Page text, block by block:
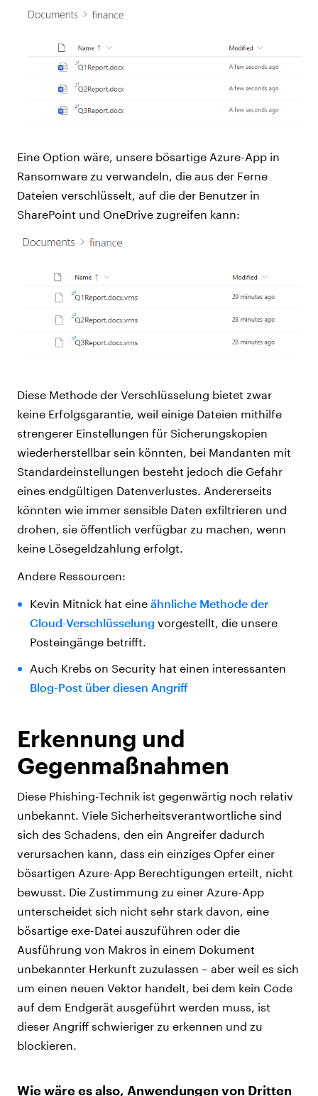
Eine Option wäre, unsere bösartige Azure-App in
Ransomware zu verwandeln, die aus der Ferne
Dateien verschlüsselt, auf die der Benutzer in
SharePoint und OneDrive zugreifen kann:
Diese Methode der Verschlüsselung bietet zwar
keine Erfolgsgarantie, weil einige Dateien mithilfe
strengerer Einstellungen für Sicherungskopien
wiederherstellbar sein könnten, bei Mandanten mit
Standardeinstellungen besteht jedoch die Gefahr
eines endgültigen Datenverlustes. Andererseits
könnten wie immer sensible Daten exfiltrieren und
drohen, sie öffentlich verfügbar zu machen, wenn
keine Lösegeldzahlung erfolgt.
Andere Ressourcen:
Kevin Mitnick hat eine ähnliche Methode der
Cloud-Verschlüsselung vorgestellt, die unsere
Posteingänge betrifft.
Auch Krebs on Security hat einen interessanten
Blog-Post über diesen Angriff
Erkennung und
Gegenmaßnahmen
Diese Phishing-Technik ist gegenwärtig noch relativ
unbekannt. Viele Sicherheitsverantwortliche sind
sich des Schadens, den ein Angreifer dadurch
verursachen kann, dass ein einziges Opfer einer
bösartigen Azure-App Berechtigungen erteilt, nicht
bewusst. Die Zustimmung zu einer Azure-App
unterscheidet sich nicht sehr stark davon, eine
bösartige exe-Datei auszuführen oder die
Ausführung von Makros in einem Dokument
unbekannter Herkunft zuzulassen – aber weil es sich
um einen neuen Vektor handelt, bei dem kein Code
auf dem Endgerät ausgeführt werden muss, ist
dieser Angriff schwieriger zu erkennen und zu
blockieren.
Wie wäre es also, Anwendungen von Dritten